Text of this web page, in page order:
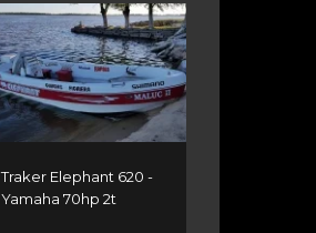
Traker Elephant 620 -
Yamaha 70hp 2t